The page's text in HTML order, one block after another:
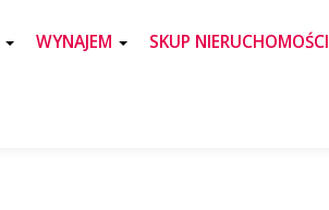
WYNAJEM SKUP NIERUCHOMOŚCI